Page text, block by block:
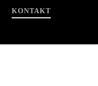
KONTAKT